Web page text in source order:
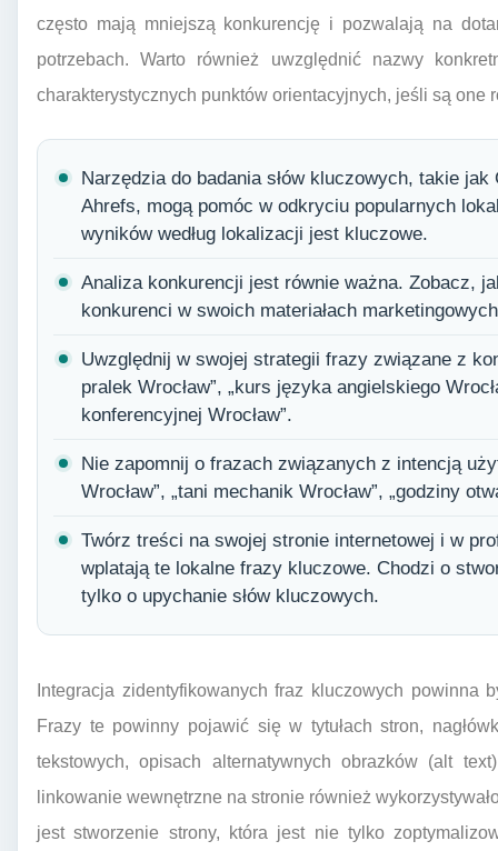
często mają mniejszą konkurencję i pozwalają na
potrzebach. Warto również uwzględnić nazwy
charakterystycznych punktów orientacyjnych, jeśli są one
Narzędzia do badania słów kluczowych, takie
Ahrefs, mogą pomóc w odkryciu popularnych
wyników według lokalizacji jest kluczowe.
Analiza konkurencji jest równie ważna. Zobacz,
konkurenci w swoich materiałach
Uwzględnij w swojej strategii frazy związane z
pralek Wrocław”, „kurs języka angielskiego
konferencyjnej Wrocław”.
Nie zapomnij o frazach związanych z intencją
Wrocław”, „tani mechanik Wrocław”, „godziny
Twórz treści na swojej stronie internetowej i w
wplatają te lokalne frazy kluczowe. Chodzi o
tylko o upychanie słów kluczowych.
Integracja zidentyfikowanych fraz kluczowych powinna
Frazy te powinny pojawić się w tytułach stron,
tekstowych, opisach alternatywnych obrazków (alt
linkowanie wewnętrzne na stronie również
jest stworzenie strony, która jest nie tylko